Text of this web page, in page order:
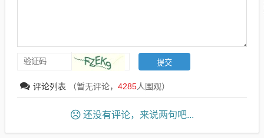
评论列表 （暂无评论， 4285人围观）
还没有评论，来说两句吧...